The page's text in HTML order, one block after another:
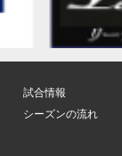
試合情報
シーズンの流れ